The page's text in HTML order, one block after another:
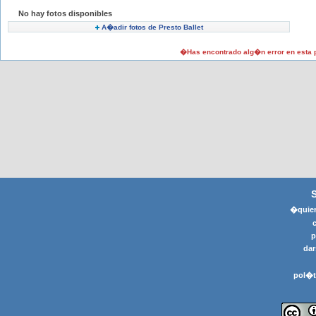
No hay fotos disponibles
A�adir fotos de Presto Ballet
�Has encontrado alg�n error en esta